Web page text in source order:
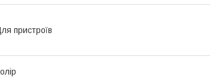
пристроїв